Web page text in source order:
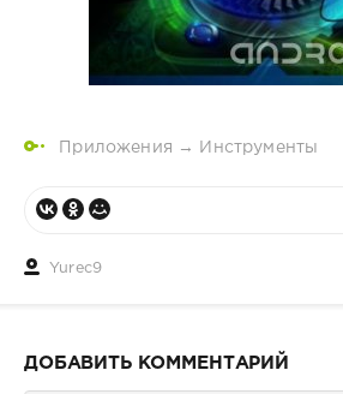
Приложения → Инструменты
Yurec9
ДОБАВИТЬ КОММЕНТАРИЙ